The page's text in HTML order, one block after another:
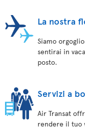
La nostra
Siamo
sentirai in
posto.
Servizi a
Air Transat
rendere il tuo